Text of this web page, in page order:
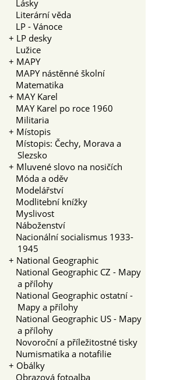
Lásky
Literární věda
LP - Vánoce
+ LP desky
Lužice
+ MAPY
MAPY nástěnné školní
Matematika
+ MAY Karel
MAY Karel po roce 1960
Militaria
+ Místopis
Místopis: Čechy, Morava a
Slezsko
+ Mluvené slovo na nosičích
Móda a oděv
Modelářství
Modlitební knížky
Myslivost
Náboženství
Nacionální socialismus 1933-
1945
+ National Geographic
National Geographic CZ - Mapy
a přílohy
National Geographic ostatní -
Mapy a přílohy
National Geographic US - Mapy
a přílohy
Novoroční a příležitostné tisky
Numismatika a notafilie
+ Obálky
Obrazová fotoalba